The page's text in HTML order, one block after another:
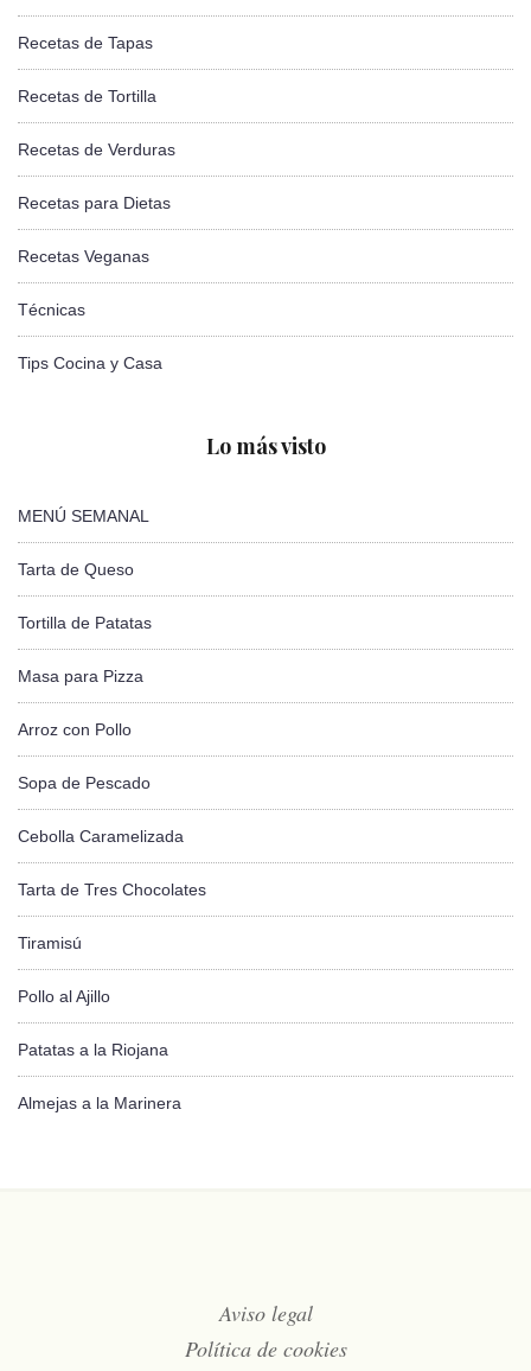
Recetas de Tapas
Recetas de Tortilla
Recetas de Verduras
Recetas para Dietas
Recetas Veganas
Técnicas
Tips Cocina y Casa
Lo más visto
MENÚ SEMANAL
Tarta de Queso
Tortilla de Patatas
Masa para Pizza
Arroz con Pollo
Sopa de Pescado
Cebolla Caramelizada
Tarta de Tres Chocolates
Tiramisú
Pollo al Ajillo
Patatas a la Riojana
Almejas a la Marinera
Aviso legal
Política de cookies